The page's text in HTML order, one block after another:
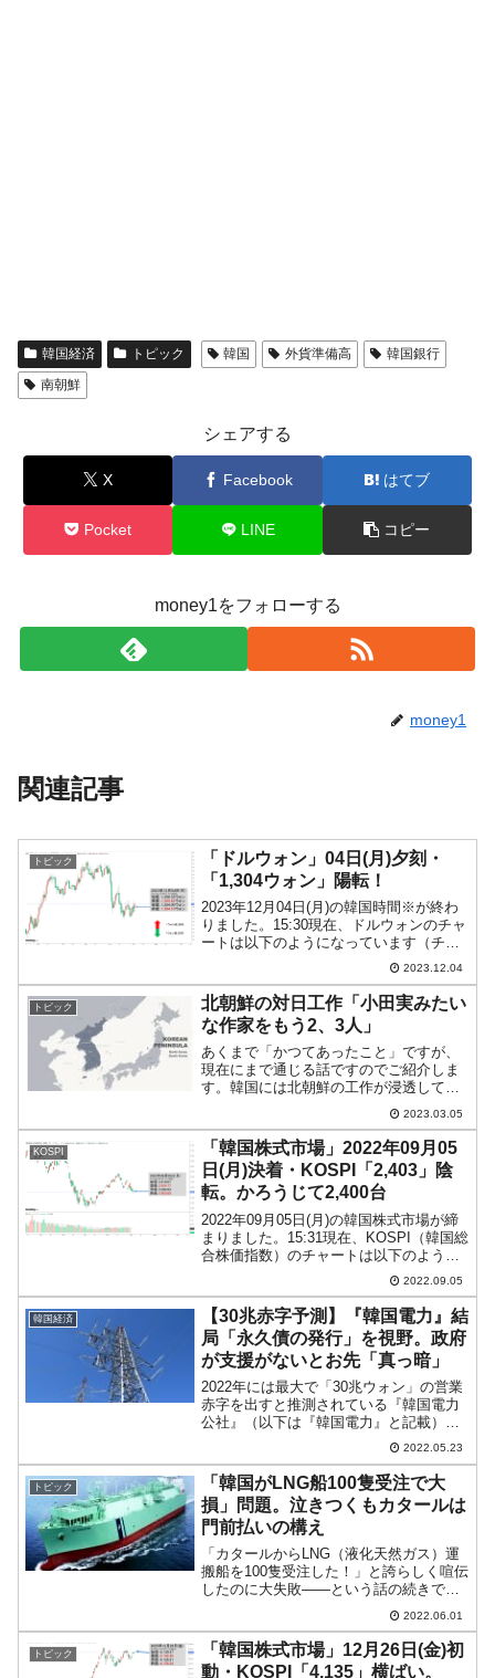
韓国経済 トピック 韓国 外貨準備高
韓国銀行
南朝鮮
シェアする
X Facebook はてブ
Pocket LINE コピー
money1をフォローする
money1
関連記事
トピック
「ドルウォン」04日(月)夕刻・
「1,304ウォン」陽転！
2023年12月04日(月)の韓国時間※が終わ
りました。15:30現在、ドルウォンのチャ
ートは以下のようになっています（チャ
ートは『Investing.com』より引用）。陽
転して伸びました。再び「1ドル＝1,300
ウォン」を突破。現在のと...
2023.12.04
トピック
北朝鮮の対日工作「小田実みたい
な作家をもう2、3人」
あくまで「かつてあったこと」ですが、
現在にまで通じる話ですのでご紹介しま
す。韓国には北朝鮮の工作が浸透してお
り、尹錫悦（ユン・ソギョル）政権は今
になってなんとか刈り取ろうとしていま
すが、根が深いので困難です。日本も浸
透工作を受けており、知識...
2023.03.05
KOSPI
「韓国株式市場」2022年09月05
日(月)決着・KOSPI「2,403」陰
転。かろうじて2,400台
2022年09月05日(月)の韓国株式市場が締
まりました。15:31現在、KOSPI（韓国総
合株価指数）のチャートは以下のように
『Investing.com』より引用）。陰転して
コマ足になりました。ちょっと意外な展
開...
2022.09.05
韓国経済
【30兆赤字予測】『韓国電力』結
局「永久債の発行」を視野。政府
が支援がないとお先「真っ暗」
2022年には最大で「30兆ウォン」の営業
赤字を出すと推測されている『韓国電力
公社』（以下は『韓国電力』と記載）。
どうするんだという話ですが、韓国政府
と『韓国電力』近辺で永久債を発行して
その場を凌ぐという話が出ている――と
韓国メディアが報じ...
2022.05.23
トピック
「韓国がLNG船100隻受注で大
損」問題。泣きつくもカタールは
門前払いの構え
「カタールからLNG（液化天然ガス）運
搬船を100隻受注した！」と誇らしく喧伝
したのに大失敗――という話の続きで
す。安値受注の報いがきています。100隻
受注ジャックポットの裏側2020年06月01
日、カタールの国営エネルギー会社『カ
タール・...
2022.06.01
トピック
「韓国株式市場」12月26日(金)初
動・KOSPI「4,135」横ばい。